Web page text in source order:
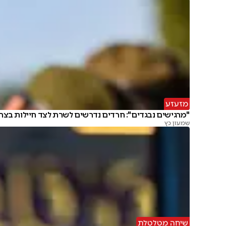
מזעזע
"מרגישים נבגדים": חרדים נדרשים לשרת לצד חיילות
שמעון כץ
שיחה מטלטלת